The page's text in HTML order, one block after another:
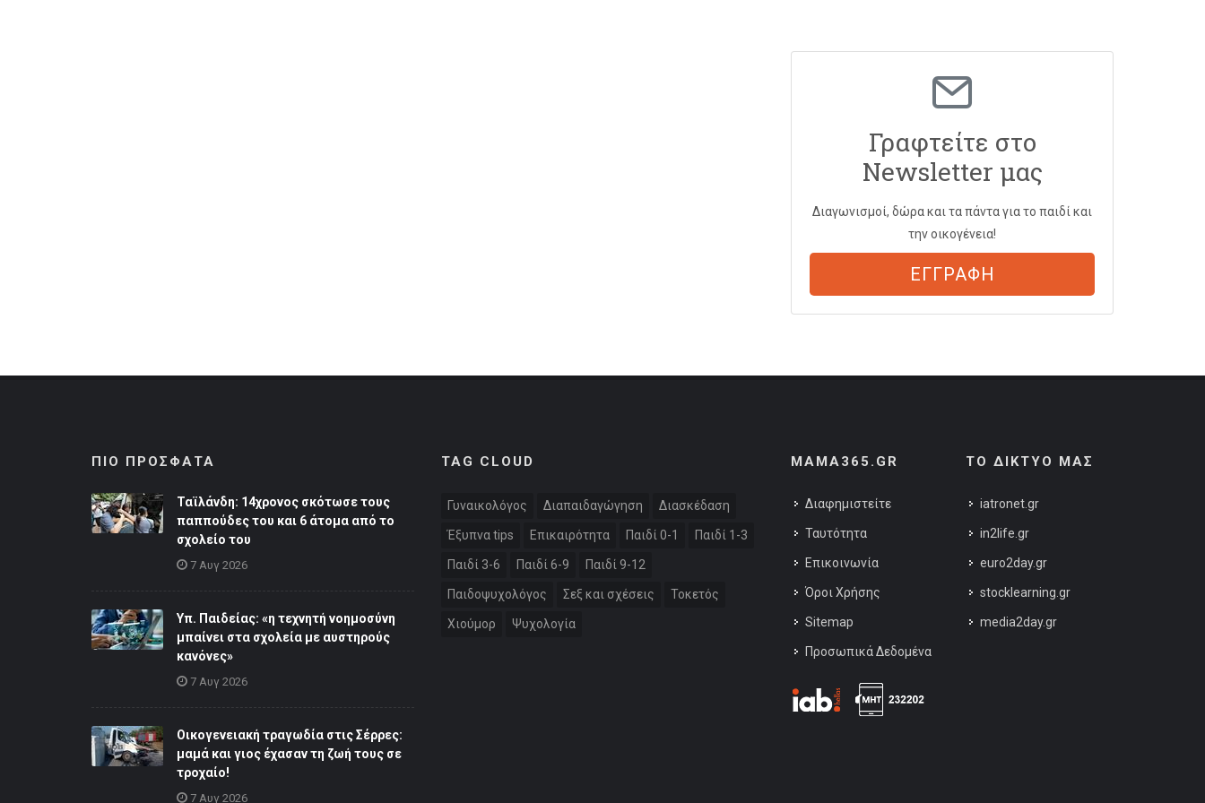
Γραφτείτε στο
Newsletter μας
Διαγωνισμοί, δώρα και τα πάντα για το παιδί και
την οικογένεια!
ΕΓΓΡΑΦΗ
ΠΙΟ ΠΡΟΣΦΑΤΑ
Ταϊλάνδη: 14χρονος σκότωσε τους
παππούδες του και 6 άτομα από το
σχολείο του
7 Αυγ 2026
Υπ. Παιδείας: «η τεχνητή νοημοσύνη
μπαίνει στα σχολεία με αυστηρούς
κανόνες»
7 Αυγ 2026
Οικογενειακή τραγωδία στις Σέρρες:
μαμά και γιος έχασαν τη ζωή τους σε
τροχαίο!
7 Αυγ 2026
TAG CLOUD
Γυναικολόγος Διαπαιδαγώγηση Διασκέδαση
Έξυπνα tips Επικαιρότητα Παιδί 0-1 Παιδί 1-3
Παιδί 3-6 Παιδί 6-9 Παιδί 9-12
Παιδοψυχολόγος Σεξ και σχέσεις Τοκετός
Χιούμορ Ψυχολογία
MAMA365.GR
Διαφημιστείτε
Ταυτότητα
Επικοινωνία
Όροι Χρήσης
Sitemap
Προσωπικά Δεδομένα
ΤΟ ΔΙΚΤΥΟ ΜΑΣ
iatronet.gr
in2life.gr
euro2day.gr
stocklearning.gr
media2day.gr